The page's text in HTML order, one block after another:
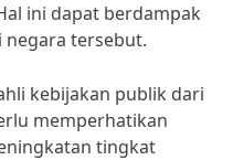
ini dapat berdampak
tersebut.
kebijakan publik dari
memperhatikan
tingkat